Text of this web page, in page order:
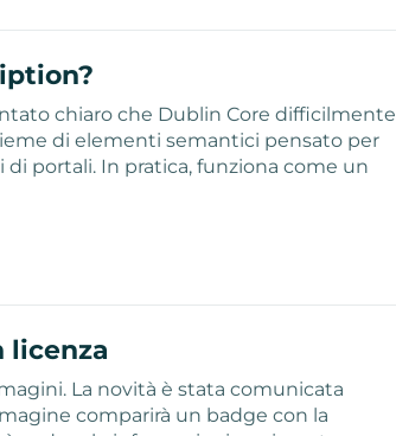
chiaro che Dublin Core difficilmente
di elementi semantici pensato per
portali. In pratica, funziona come un
licenza
La novità è stata comunicata
comparirà un badge con la